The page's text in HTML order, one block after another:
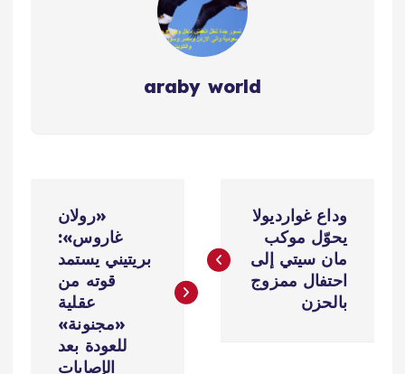
araby world
ص
وداع غوارديولا
يحوّل موكب
مان سيتي إلى
احتفال ممزوج
بالحزن
«رولان
غاروس»:
بريتيني يستمد
قوته من
عقلية
«مجنونة»
للعودة بعد
الإصابات